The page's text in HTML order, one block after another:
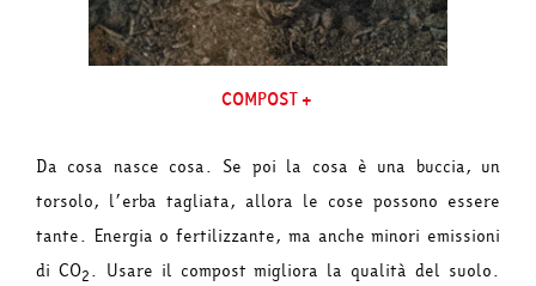
COMPOST+
Da cosa nasce cosa. Se poi la cosa è una buccia, un
torsolo, l’erba tagliata, allora le cose possono essere
tante. Energia o fertilizzante, ma anche minori emissioni
di CO2. Usare il compost migliora la qualità del suolo.